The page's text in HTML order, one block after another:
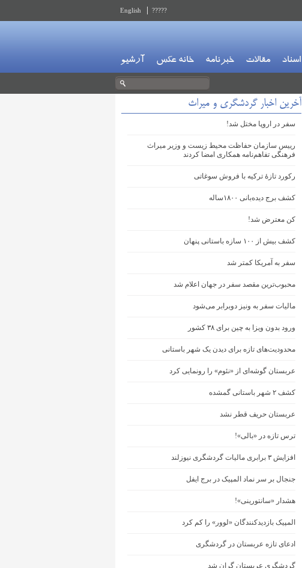
?????
English
اسناد مقالات خبرنامه خانه عکس آرشیو
آخرین اخبار گردشگری و میراث
سفر در اروپا مختل شد!
رییس سازمان حفاظت محیط‌ زیست و وزیر میراث‌
فرهنگی تفاهم‌نامه همکاری امضا کردند
رکورد تازۀ ترکیه با فروش سوغاتی
کشف برج دیده‌بانی ۱۸۰۰ساله
کن معترض شد!
کشف بیش از ۱۰۰ سازه باستانی پنهان
سفر به آمریکا کمتر شد
محبوب‌ترین مقصد سفر در جهان اعلام شد
مالیات سفر به ونیز دوبرابر می‌شود
ورود بدون ویزا به چین برای ۳۸ کشور
محدودیت‌های تازه برای دیدن یک شهر باستانی
عربستان گوشه‌ای از «نئوم» را رونمایی کرد
کشف ۲ شهر باستانی گمشده
عربستان حریف قطر نشد
ترس تازه در «بالی»!
افزایش ۳ برابری مالیات گردشگری نیوزلند
جنجال بر سر نماد المپیک در برج ایفل
هشدار «سانتورینی»!
المپیک بازدیدکنندگان «لوور» را کم کرد
ادعای تازه عربستان در گردشگری
گردشگری عربستان گران شد